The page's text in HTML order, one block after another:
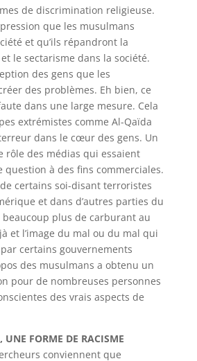
de discrimination religieuse.
que les musulmans
et qu’ils répandront la
le sectarisme dans la société.
des gens que les
des problèmes. Eh bien, ce
dans une large mesure. Cela
extrémistes comme Al-Qaïda
dans le cœur des gens. Un
rôle des médias qui essaient
question à des fins commerciales.
certains soi-disant terroristes
et dans d’autres parties du
plus de carburant au
et l’image du mal ou du mal qui
certains gouvernements
des musulmans a obtenu un
pour de nombreuses personnes
des vrais aspects de
UNE FORME DE RACISME
conviennent que